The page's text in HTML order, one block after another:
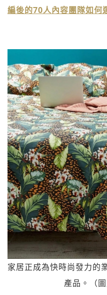
編後的70人內容團隊如何
家居正成為快時尚發力的
產品。（